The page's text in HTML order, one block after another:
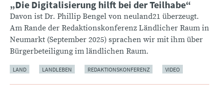
:„Die Digitalisierung hilft bei der Teilhabe“
Davon ist Dr. Phillip Bengel von neuland21 überzeugt.
Am Rande der Redaktionskonferenz Ländlicher Raum in
Neumarkt (September 2025) sprachen wir mit ihm über
Bürgerbeteiligung im ländlichen Raum.
LAND LANDLEBEN REDAKTIONSKONFERENZ VIDEO